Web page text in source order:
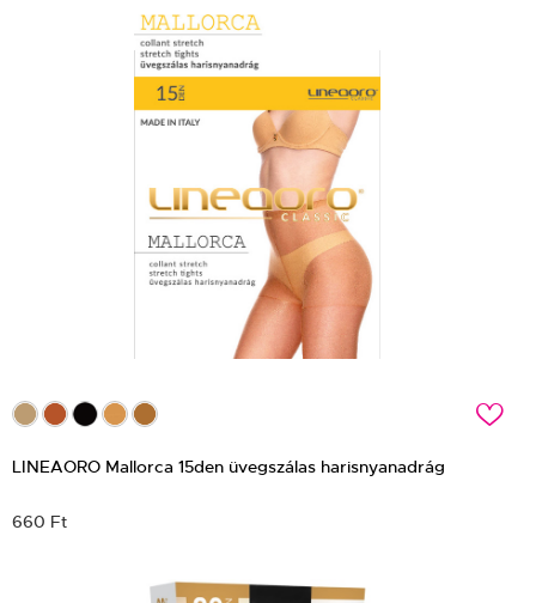
c
LINEAORO Mallorca 15den üvegszálas harisnyanadrág
660 Ft